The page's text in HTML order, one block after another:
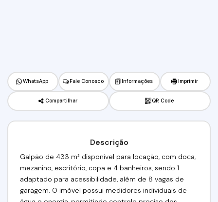
WhatsApp Fale Conosco Informações Imprimir
Compartilhar QR Code
Descrição
Galpão de 433 m² disponível para locação, com doca,
mezanino, escritório, copa e 4 banheiros, sendo 1
adaptado para acessibilidade, além de 8 vagas de
garagem. O imóvel possui medidores individuais de